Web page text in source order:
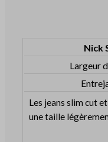
Nick
Largeur
Les jeans slim cut
une taille